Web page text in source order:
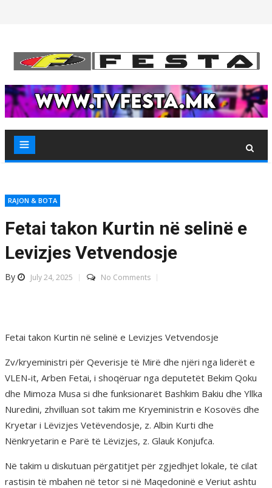
RAJON & BOTA
Fetai takon Kurtin në selinë e
Levizjes Vetvendosje
By July 24, 2025 No Comments
Fetai takon Kurtin në selinë e Levizjes Vetvendosje
Zv/kryeministri për Qeverisje të Mirë dhe njëri nga liderët e
VLEN-it, Arben Fetai, i shoqëruar nga deputetët Bekim Qoku
dhe Mimoza Musa si dhe funksionarët Bashkim Bakiu dhe Yllka
Nuredini, zhvilluan sot takim me Kryeministrin e Kosovës dhe
Kryetar i Lëvizjes Vetëvendosje, z. Albin Kurti dhe
Nënkryetarin e Parë të Lëvizjes, z. Glauk Konjufca.
Në takim u diskutuan përgatitjet për zgjedhjet lokale, të cilat
rastisin të mbahen në tetor si në Maqedoninë e Veriut ashtu